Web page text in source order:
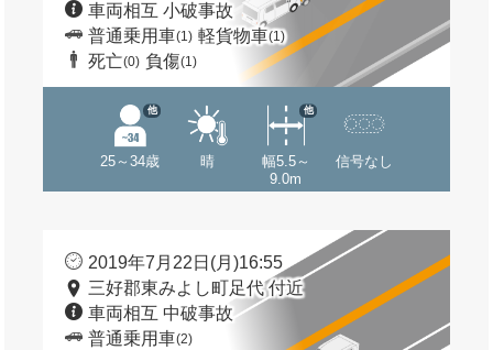
車両相互 小破事故
普通乗用車(1) 軽貨物車(1)
死亡(0) 負傷(1)
25～34歳
他
晴
幅5.5～
9.0m
他
信号なし
2019年7月22日(月)16:55
三好郡東みよし町足代 付近
車両相互 中破事故
普通乗用車(2)